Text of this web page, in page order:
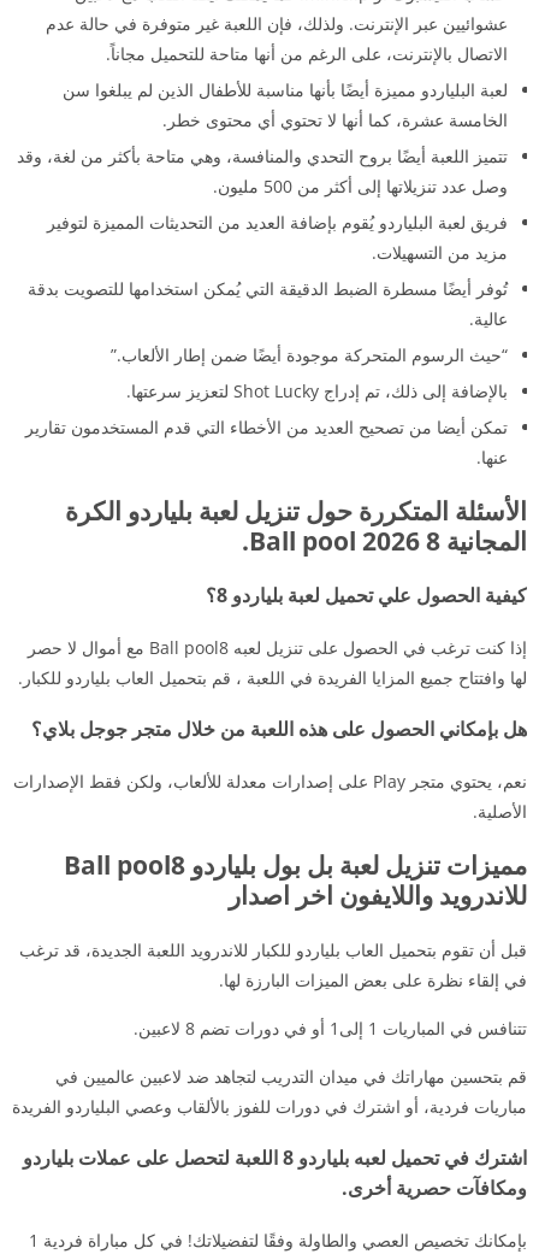
عشوائيين عبر الإنترنت. ولذلك، فإن اللعبة غير متوفرة في حالة عدم
الاتصال بالإنترنت، على الرغم من أنها متاحة للتحميل مجاناً.
لعبة البلياردو مميزة أيضًا بأنها مناسبة للأطفال الذين لم يبلغوا سن
الخامسة عشرة، كما أنها لا تحتوي أي محتوى خطر.
تتميز اللعبة أيضًا بروح التحدي والمنافسة، وهي متاحة بأكثر من لغة، وقد
وصل عدد تنزيلاتها إلى أكثر من 500 مليون.
فريق لعبة البلياردو يُقوم بإضافة العديد من التحديثات المميزة لتوفير
مزيد من التسهيلات.
تُوفر أيضًا مسطرة الضبط الدقيقة التي يُمكن استخدامها للتصويت بدقة
عالية.
“حيث الرسوم المتحركة موجودة أيضًا ضمن إطار الألعاب.”
بالإضافة إلى ذلك، تم إدراج Shot Lucky لتعزيز سرعتها.
تمكن أيضا من تصحيح العديد من الأخطاء التي قدم المستخدمون تقارير
عنها.
الأسئلة المتكررة حول تنزيل لعبة بلياردو الكرة
المجانية 8 Ball pool 2026.
كيفية الحصول علي تحميل لعبة بلياردو 8؟
إذا كنت ترغب في الحصول على تنزيل لعبه Ball pool8 مع أموال لا حصر
لها وافتتاح جميع المزايا الفريدة في اللعبة ، قم بتحميل العاب بلياردو للكبار.
هل بإمكاني الحصول على هذه اللعبة من خلال متجر جوجل بلاي؟
نعم، يحتوي متجر Play على إصدارات معدلة للألعاب، ولكن فقط الإصدارات
الأصلية.
مميزات تنزيل لعبة بل بول بلياردو Ball pool8
للاندرويد واللايفون اخر اصدار
قبل أن تقوم بتحميل العاب بلياردو للكبار للاندرويد اللعبة الجديدة، قد ترغب
في إلقاء نظرة على بعض الميزات البارزة لها.
تتنافس في المباريات 1 إلى1 أو في دورات تضم 8 لاعبين.
قم بتحسين مهاراتك في ميدان التدريب لتجاهد ضد لاعبين عالميين في
مباريات فردية، أو اشترك في دورات للفوز بالألقاب وعصي البلياردو الفريدة
اشترك في تحميل لعبه بلياردو 8 اللعبة لتحصل على عملات بلياردو
ومكافآت حصرية أخرى.
بإمكانك تخصيص العصي والطاولة وفقًا لتفضيلاتك! في كل مباراة فردية 1